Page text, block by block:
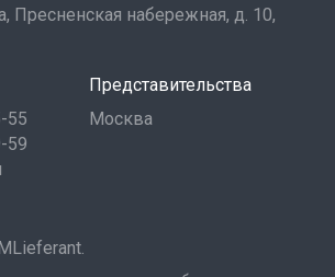
Пресненская набережная, д. 10,
55
59
Представительства
Москва